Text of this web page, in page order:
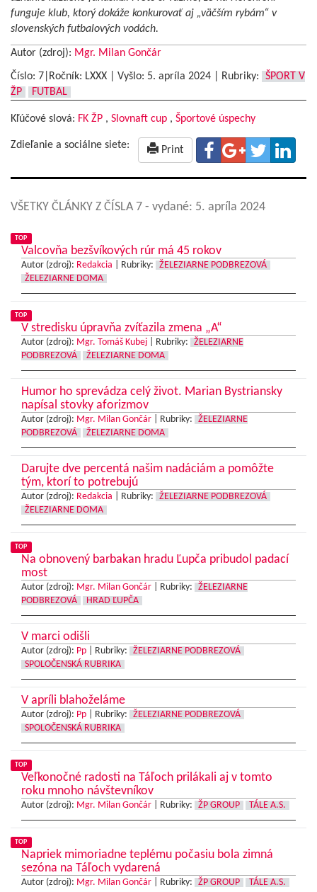
funguje klub, ktorý dokáže konkurovať aj „väčším rybám“ v
slovenských futbalových vodách.
Autor (zdroj): Mgr. Milan Gončár
Číslo: 7|Ročník: LXXX | Vyšlo: 5. apríla 2024 Rubriky:
ŠPORT V
ŽP
FUTBAL
Kľúčové slová: FK ŽP , Slovnaft cup , Športové úspechy
Zdieľanie a sociálne siete: Print
VŠETKY ČLÁNKY Z ČÍSLA 7 - vydané: 5. apríla 2024
TOP
Valcovňa bezšvíkových rúr má 45 rokov
Autor (zdroj): Redakcia Rubriky:
ŽELEZIARNE PODBREZOVÁ
ŽELEZIARNE DOMA
TOP
V stredisku úpravňa zvíťazila zmena „A“
Autor (zdroj): Mgr. Tomáš Kubej Rubriky:
ŽELEZIARNE
PODBREZOVÁ
ŽELEZIARNE DOMA
Humor ho sprevádza celý život. Marian Bystriansky
napísal stovky aforizmov
Autor (zdroj): Mgr. Milan Gončár Rubriky:
ŽELEZIARNE
PODBREZOVÁ
ŽELEZIARNE DOMA
Darujte dve percentá našim nadáciám a pomôžte
tým, ktorí to potrebujú
Autor (zdroj): Redakcia Rubriky:
ŽELEZIARNE PODBREZOVÁ
ŽELEZIARNE DOMA
TOP
Na obnovený barbakan hradu Ľupča pribudol padací
most
Autor (zdroj): Mgr. Milan Gončár Rubriky:
ŽELEZIARNE
PODBREZOVÁ
HRAD ĽUPČA
V marci odišli
Autor (zdroj): Pp Rubriky:
ŽELEZIARNE PODBREZOVÁ
SPOLOČENSKÁ RUBRIKA
V apríli blahoželáme
Autor (zdroj): Pp Rubriky:
ŽELEZIARNE PODBREZOVÁ
SPOLOČENSKÁ RUBRIKA
TOP
Veľkonočné radosti na Táľoch prilákali aj v tomto
roku mnoho návštevníkov
Autor (zdroj): Mgr. Milan Gončár Rubriky: ŽP GROUP TÁLE A.S.
TOP
Napriek mimoriadne teplému počasiu bola zimná
sezóna na Táľoch vydarená
Autor (zdroj): Mgr. Milan Gončár Rubriky: ŽP GROUP TÁLE A.S.